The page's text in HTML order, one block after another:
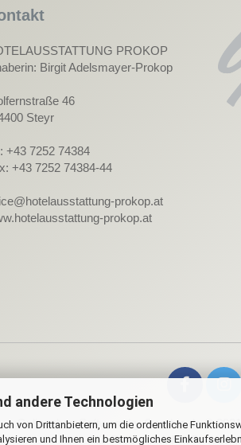
andere Technologien
von Drittanbietern, um die ordentliche
und Ihnen ein bestmögliches
PROKOP
Birgit Adelsmayer-Prokop
46
Steyr
+43 7252 74384
+43 7252 74384-44
prokop.at
prokop.at
Onlineshop Softwareby Gambio.de ©
Alle Preise inkl. MwSt. &